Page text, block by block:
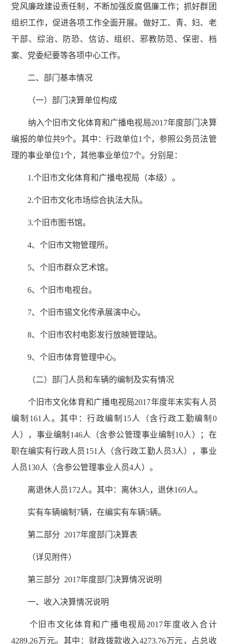
党风廉政建设责任制，不断加强反腐倡廉工作；抓好群团
组织工作，促进各项工作全面开展。做好工、青、妇、老
干部、综治、防恐、信访、组织、邪教防范、保密、档
案、党委纪要等各项中心工作。
二、部门基本情况
（一）部门决算单位构成
纳入个旧市文化体育和广播电视局2017年度部门决算
编报的单位共9个。其中：行政单位1个，参照公务员法管
理的事业单位1个，其他事业单位7个。分别是：
1.个旧市文化体育和广播电视局（本级）。
2.个旧市文化市场综合执法大队。
3.个旧市图书馆。
4、个旧市文物管理所。
5、个旧市群众艺术馆。
6、个旧市电视台。
7、个旧市锡文化传承展演中心。
8、个旧市农村电影发行放映管理站。
9、个旧市体育管理中心。
（二）部门人员和车辆的编制及实有情况
个旧市文化体育和广播电视局2017年度年末实有人员
编制161人。其中：行政编制15人（含行政工勤编制0
人），事业编制146人（含参公管理事业编制10人）；在
职在编实有行政人员151人（含行政工勤人员3人），事业
人员130人（含参公管理事业人员4人）。
离退休人员172人。其中：离休3人，退休169人。
实有车辆编制7辆，在编实有车辆5辆。
第二部分 2017年度部门决算表
（详见附件）
第三部分 2017年度部门决算情况说明
一、收入决算情况说明
个旧市文化体育和广播电视局2017年度收入合计
4289.26万元。其中：财政拨款收入4273.76万元，占总收